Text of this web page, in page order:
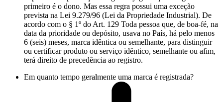
primeiro é o dono. Mas essa regra possui uma exceção
prevista na Lei 9.279/96 (Lei da Propriedade Industrial). De
acordo com o § 1º do Art. 129 Toda pessoa que, de boa-fé, na
data da prioridade ou depósito, usava no País, há pelo menos
6 (seis) meses, marca idêntica ou semelhante, para distinguir
ou certificar produto ou serviço idêntico, semelhante ou afim,
terá direito de precedência ao registro.
Em quanto tempo geralmente uma marca é registrada?